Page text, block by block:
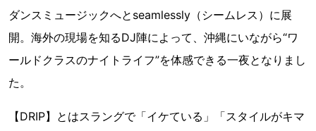
ダンスミュージックへとseamlessly（シームレス）に展
開。海外の現場を知るDJ陣によって、沖縄にいながら“ワ
ールドクラスのナイトライフ”を体感できる一夜となりまし
た。
【DRIP】とはスラングで「イケている」「スタイルがキマ